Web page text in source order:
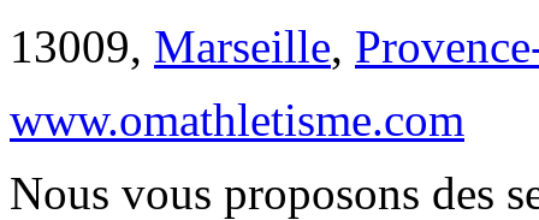
13009, Marseille,
www.omathletisme.com
Nous vous proposons des